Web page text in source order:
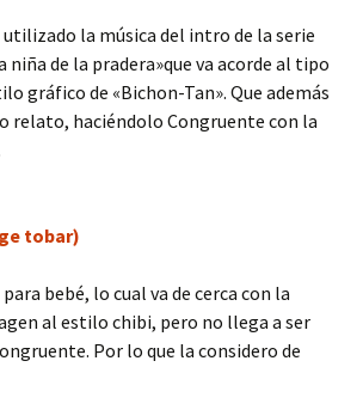
utilizado la música del intro de la serie
niña de la pradera»que va acorde al tipo
gráfico de «Bichon-Tan». Que además
relato, haciéndolo Congruente con la
tobar)
bebé, lo cual va de cerca con la
al estilo chibi, pero no llega a ser
Por lo que la considero de